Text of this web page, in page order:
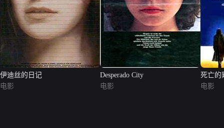
伊迪丝的日记
电影
Desperado City
电影
死亡的
电影